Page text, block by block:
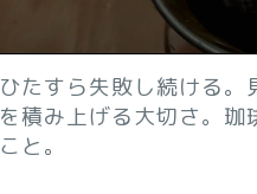
ひたすら失敗し続ける。
を積み上げる大切さ。珈
こと。